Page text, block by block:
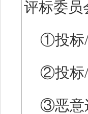
评标委员
①投标/
②投标/
③恶意